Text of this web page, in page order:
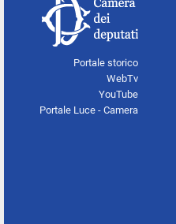
Portale storico
WebTv
YouTube
Portale Luce - Camera